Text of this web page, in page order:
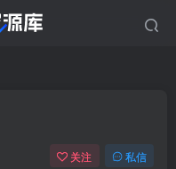
关注 私信